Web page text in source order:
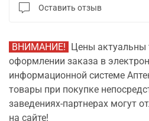
Оставить отзыв
ВНИМАНИЕ! Цены актуальны
оформлении заказа в
информационной системе
товары при покупке
заведениях-партнерах могут
на сайте!